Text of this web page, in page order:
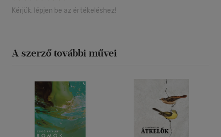
Kérjük, lépjen be az értékeléshez!
A szerző további művei